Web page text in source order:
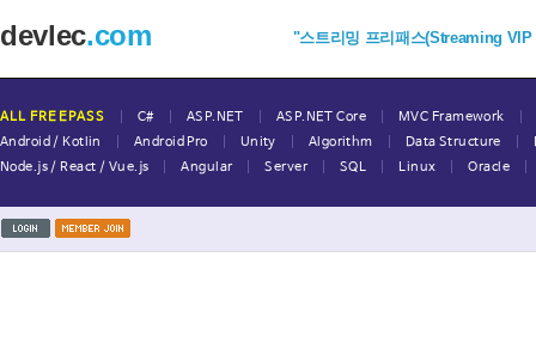
devlec.com "스트리밍 프리패스(Streaming
ALL FREEPASS C# ASP.NET ASP.NET Core MVC Framework
Android / Kotlin Android Pro Unity Algorithm Data Structure
Node.js / React / Vue.js
Angular Server SQL Linux Oracle